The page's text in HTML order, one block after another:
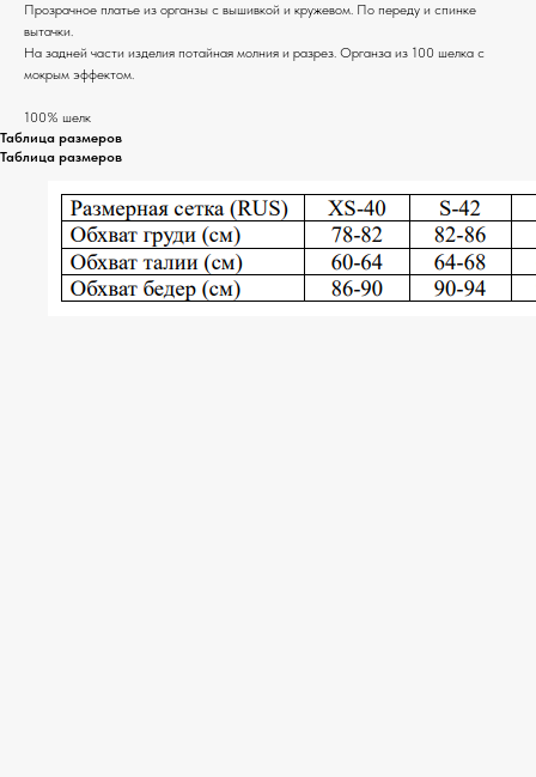
Прозрачное платье из органзы с вышивкой и кружевом. По переду и спинке
вытачки.
На задней части изделия потайная молния и разрез. Органза из 100 шелка с
мокрым эффектом.
100% шелк
Таблица размеров
Таблица размеров